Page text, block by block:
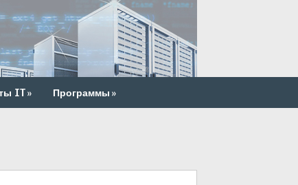
IT» Программы»